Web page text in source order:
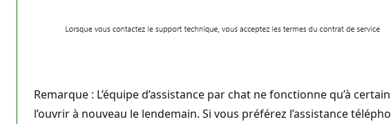
Remarque : L’équipe d’assistance par chat ne fonctionne qu’à
l’ouvrir à nouveau le lendemain. Si vous préférez l’assistance